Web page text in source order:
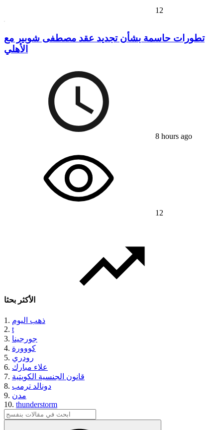
12
تطورات حاسمة بشأن تجديد عقد مصطفى شوبير مع
الأهلي
8 hours ago
12
الأكثر بحثا
1. ذهب اليوم
2. t
3. جورجينا
4. كووورة
5. رودري
6. علاء مبارك
7. قانون الجنسية الكويتية
8. دونالد ترمب
9. مدن
10. thunderstorm